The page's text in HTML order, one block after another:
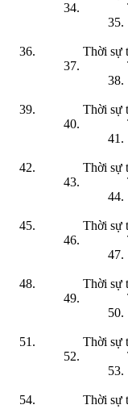
Thời sự
Thời sự
Thời sự
Thời sự
Thời sự
Thời sự
Thời sự